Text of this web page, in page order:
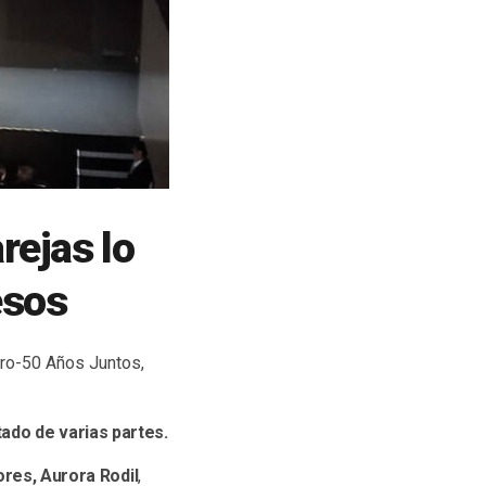
lo
50 Años Juntos,
de varias partes.
Aurora Rodil,